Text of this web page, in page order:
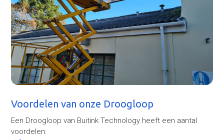
Voordelen van onze Droogloop
Een Droogloop van Buitink Technology heeft een aantal
voordelen: